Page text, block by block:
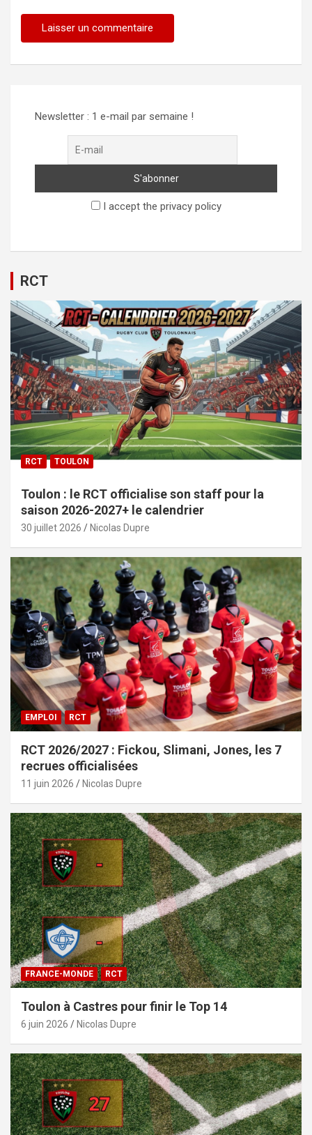
Newsletter : 1 e-mail par semaine !
I accept the privacy policy
RCT
RCT TOULON
Toulon : le RCT officialise son staff pour la
saison 2026-2027+ le calendrier
30 juillet 2026 Nicolas Dupre
EMPLOI RCT
RCT 2026/2027 : Fickou, Slimani, Jones, les 7
recrues officialisées
11 juin 2026 Nicolas Dupre
FRANCE-MONDE RCT
Toulon à Castres pour finir le Top 14
6 juin 2026 Nicolas Dupre